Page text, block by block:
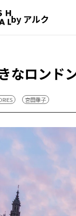
by アルク
なロンド
宮田華子